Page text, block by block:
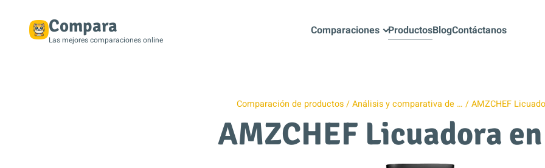
Compara
Las mejores comparaciones online
Comparaciones ProductosBlogContáctanos
Comparación de productos Análisis y comparativa de … AMZCHEF
AMZCHEF Licuadora